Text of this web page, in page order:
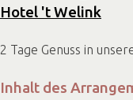
Hotel 't Welink
2 Tage Genuss in
Inhalt des